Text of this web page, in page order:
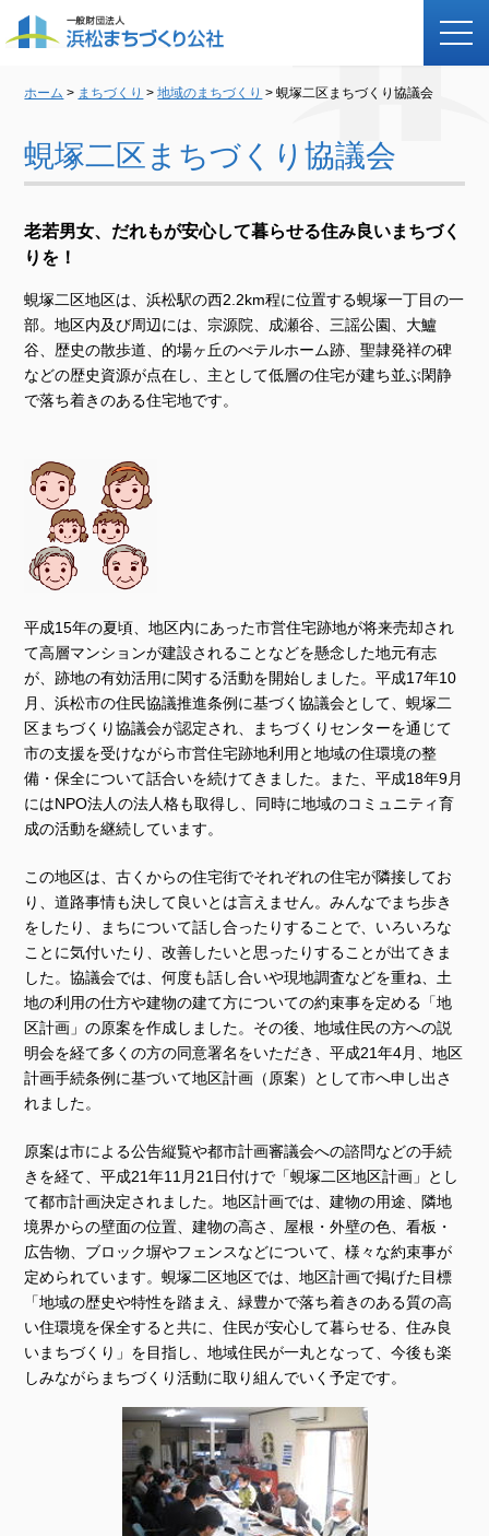
ホーム > まちづくり >地域のまちづくり > 蜆塚二区まちづくり協議会
蜆塚二区まちづくり協議会
老若男女、だれもが安心して暮らせる住み良いまちづく
りを！
蜆塚二区地区は、浜松駅の西2.2km程に位置する蜆塚一丁目の一
部。地区内及び周辺には、宗源院、成瀬谷、三謡公園、大鱸
谷、歴史の散歩道、的場ヶ丘のべテルホーム跡、聖隷発祥の碑
などの歴史資源が点在し、主として低層の住宅が建ち並ぶ閑静
で落ち着きのある住宅地です。
平成15年の夏頃、地区内にあった市営住宅跡地が将来売却され
て高層マンションが建設されることなどを懸念した地元有志
が、跡地の有効活用に関する活動を開始しました。平成17年10
月、浜松市の住民協議推進条例に基づく協議会として、蜆塚二
区まちづくり協議会が認定され、まちづくりセンターを通じて
市の支援を受けながら市営住宅跡地利用と地域の住環境の整
備・保全について話合いを続けてきました。また、平成18年9月
にはNPO法人の法人格も取得し、同時に地域のコミュニティ育
成の活動を継続しています。
この地区は、古くからの住宅街でそれぞれの住宅が隣接してお
り、道路事情も決して良いとは言えません。みんなでまち歩き
をしたり、まちについて話し合ったりすることで、いろいろな
ことに気付いたり、改善したいと思ったりすることが出てきま
した。協議会では、何度も話し合いや現地調査などを重ね、土
地の利用の仕方や建物の建て方についての約束事を定める「地
区計画」の原案を作成しました。その後、地域住民の方への説
明会を経て多くの方の同意署名をいただき、平成21年4月、地区
計画手続条例に基づいて地区計画（原案）として市へ申し出さ
れました。
原案は市による公告縦覧や都市計画審議会への諮問などの手続
きを経て、平成21年11月21日付けで「蜆塚二区地区計画」とし
て都市計画決定されました。地区計画では、建物の用途、隣地
境界からの壁面の位置、建物の高さ、屋根・外壁の色、看板・
広告物、ブロック塀やフェンスなどについて、様々な約束事が
定められています。蜆塚二区地区では、地区計画で掲げた目標
「地域の歴史や特性を踏まえ、緑豊かで落ち着きのある質の高
い住環境を保全すると共に、住民が安心して暮らせる、住み良
いまちづくり」を目指し、地域住民が一丸となって、今後も楽
しみながらまちづくり活動に取り組んでいく予定です。